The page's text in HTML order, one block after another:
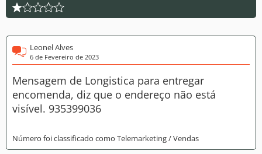
Leonel Alves
6 de Fevereiro de 2023
Mensagem de Longistica para entregar
encomenda, diz que o endereço não está
visível. 935399036
Número foi classificado como Telemarketing / Vendas